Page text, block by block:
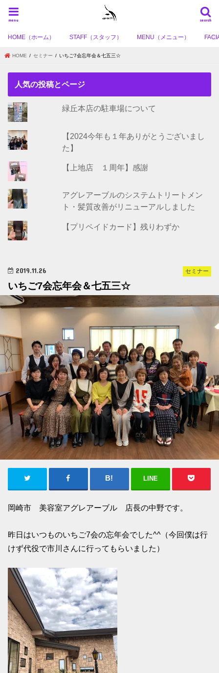
search
menu
HOME（ホーム） STAFF（スタッフ） MENU（メニュー）
HOME セミナー いちご7会忘年会＆七五三☆
人気の投稿とページ
緑丘本店の駐車場について
【2024今年も１年ありがとうございまし
た】
【上地店 １周年】感謝
アグレアーブルのシステムトリートメン
ト・髪質改善がリニューアルしました
【プリペイドカード】残りわずか
セミナー
2019.11.26
いちご7会忘年会＆七五三☆
LINE
岡崎市 美容室アグレアーブル 店長の中野です。
昨日はいつものいちご7会の忘年会でした^^（今回僕は行
けず代役で市川さんに行ってもらいました）